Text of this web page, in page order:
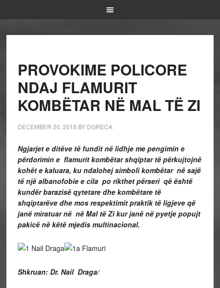
PROVOKIME POLICORE
NDAJ FLAMURIT
KOMBËTAR NË MAL TË ZI
DECEMBER 20, 2018 BY DGRECA
Ngjarjet e ditëve të fundit në lidhje me pengimin e
përdorimin e flamurit kombëtar shqiptar të përkujtojnë
kohët e kaluara, ku ndalohej simboli kombëtar në sajë
të një albanofobie e cila po rikthet përseri që është
kundër barazisë qytetare dhe kombëtare të
shqiptarëve dhe mos respektimit praktik të ligjeve që
janë miratuar në në Mal të Zi kur janë në pyetje popujt
pakicë në këtë mjedis multinacional.
Shkruan: Dr. Nail Draga/